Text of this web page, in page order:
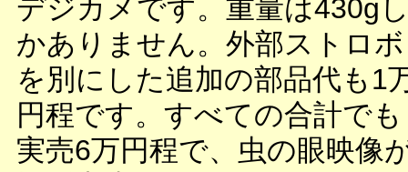
デジカメです。重量は430g
かありません。外部ストロボ
を別にした追加の部品代も1
円程です。すべての合計でも
実売6万円程で、虫の眼映像